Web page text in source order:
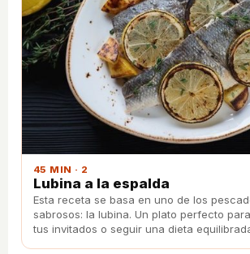
45 MIN · 2
Lubina a la espalda
Esta receta se basa en uno de los
sabrosos: la lubina. Un plato perfecto
tus invitados o seguir una dieta